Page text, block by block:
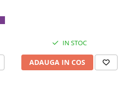
IN STOC
ADAUGA IN COS